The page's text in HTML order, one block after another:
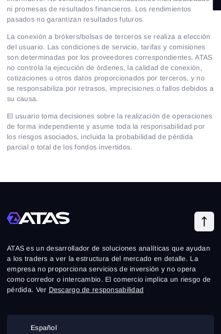
ni promesas de resultados financieros. Los rendimientos
pasados no garantizan resultados futuros.
La conexión a brókers/bolsas de terceros se realiza a elección
del usuario. Las condiciones de servicio, tarifas y comisiones
son determinadas por los proveedores correspondientes. ATAS
no controla la ejecución de órdenes, la calidad de conexión,
cotizaciones u otros datos proporcionados por terceros, y no
se responsabiliza por retrasos, imprecisiones o fallos debidos a
su causa.
El usuario toma decisiones sobre la realización de operaciones
de forma independiente y asume toda la responsabilidad por
los riesgos asociados, incluida la probabilidad de pérdida
parcial o total de los fondos invertidos.
Colaboración
ATAS es un desarrollador de soluciones analíticas que ayudan
a los traders a ver la estructura del mercado en detalle. La
empresa no proporciona servicios de inversión y no opera
como corredor o intercambio. El comercio implica un riesgo de
pérdida. Ver Descargo de responsabilidad
Español
Close
Contraseña
¿Olvidaste tu contraseña?
Restablecer contraseña
enlace para crear una nueva contraseña.
Correo electrónico
Quiero recibir ofertas especiales de ATAS
Acepto losTerms of use,License agreement .
Consulta nuestra Política de Privacidad